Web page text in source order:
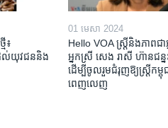
៖
រ​ដល់​យុវជននិង​
01 មេសា 2024
Hello VOA ស្ត្រីនិងភាពជា
អ្នកស្រី សេង រាសី ហ៊ានជន្
ដើម្បីចូលរួមជំរុញឱ្យស្រ្តីកម្ពុ
ពេញលេញ